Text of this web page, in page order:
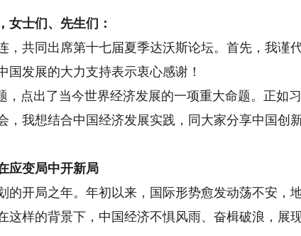
士们、先生们：
共同出席第十七届夏季达沃斯论坛。首先，我谨
发展的大力支持表示衷心感谢！
点出了当今世界经济发展的一项重大命题。正如
，我想结合中国经济发展实践，同大家分享中国创
变局中开新局
开局之年。年初以来，国际形势愈发动荡不安，
这样的背景下，中国经济不惧风雨、奋楫破浪，展